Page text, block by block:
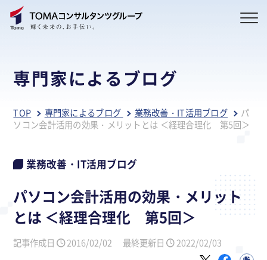
専門家によるブログ
TOP 専門家によるブログ 業務改善・IT活用ブログ
パ
ソコン会計活用の効果・メリットとは ＜経理合理化 第5回＞
業務改善・IT活用ブログ
パソコン会計活用の効果・メリット
とは ＜経理合理化 第5回＞
記事作成日 2016/02/02 最終更新日 2022/02/03